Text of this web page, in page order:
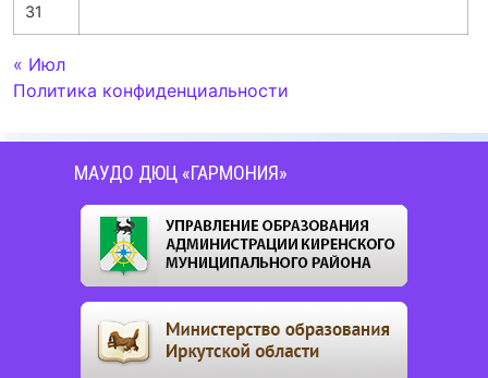
31
« Июл
Политика конфиденциальности
МАУДО ДЮЦ «ГАРМОНИЯ»